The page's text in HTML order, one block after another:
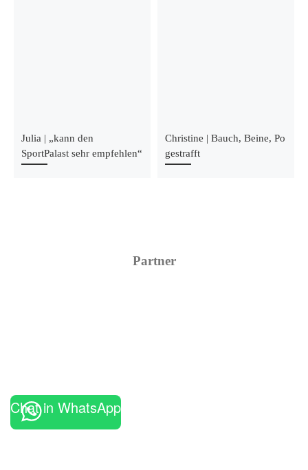
Julia | „kann den
SportPalast sehr empfehlen“
Christine | Bauch, Beine, Po
gestrafft
Partner
Chat in WhatsApp